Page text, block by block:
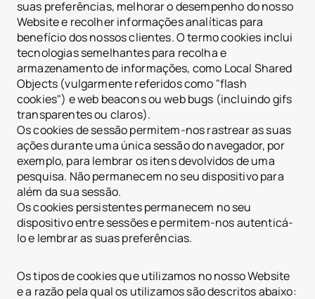
suas preferências, melhorar o desempenho do nosso
Website e recolher informações analíticas para
benefício dos nossos clientes. O termo cookies inclui
tecnologias semelhantes para recolha e
armazenamento de informações, como Local Shared
Objects (vulgarmente referidos como "flash
cookies") e web beacons ou web bugs (incluindo gifs
transparentes ou claros).
Os cookies de sessão permitem-nos rastrear as suas
ações durante uma única sessão do navegador, por
exemplo, para lembrar os itens devolvidos de uma
pesquisa. Não permanecem no seu dispositivo para
além da sua sessão.
Os cookies persistentes permanecem no seu
dispositivo entre sessões e permitem-nos autenticá-
lo e lembrar as suas preferências.
Os tipos de cookies que utilizamos no nosso Website
e a razão pela qual os utilizamos são descritos abaixo: